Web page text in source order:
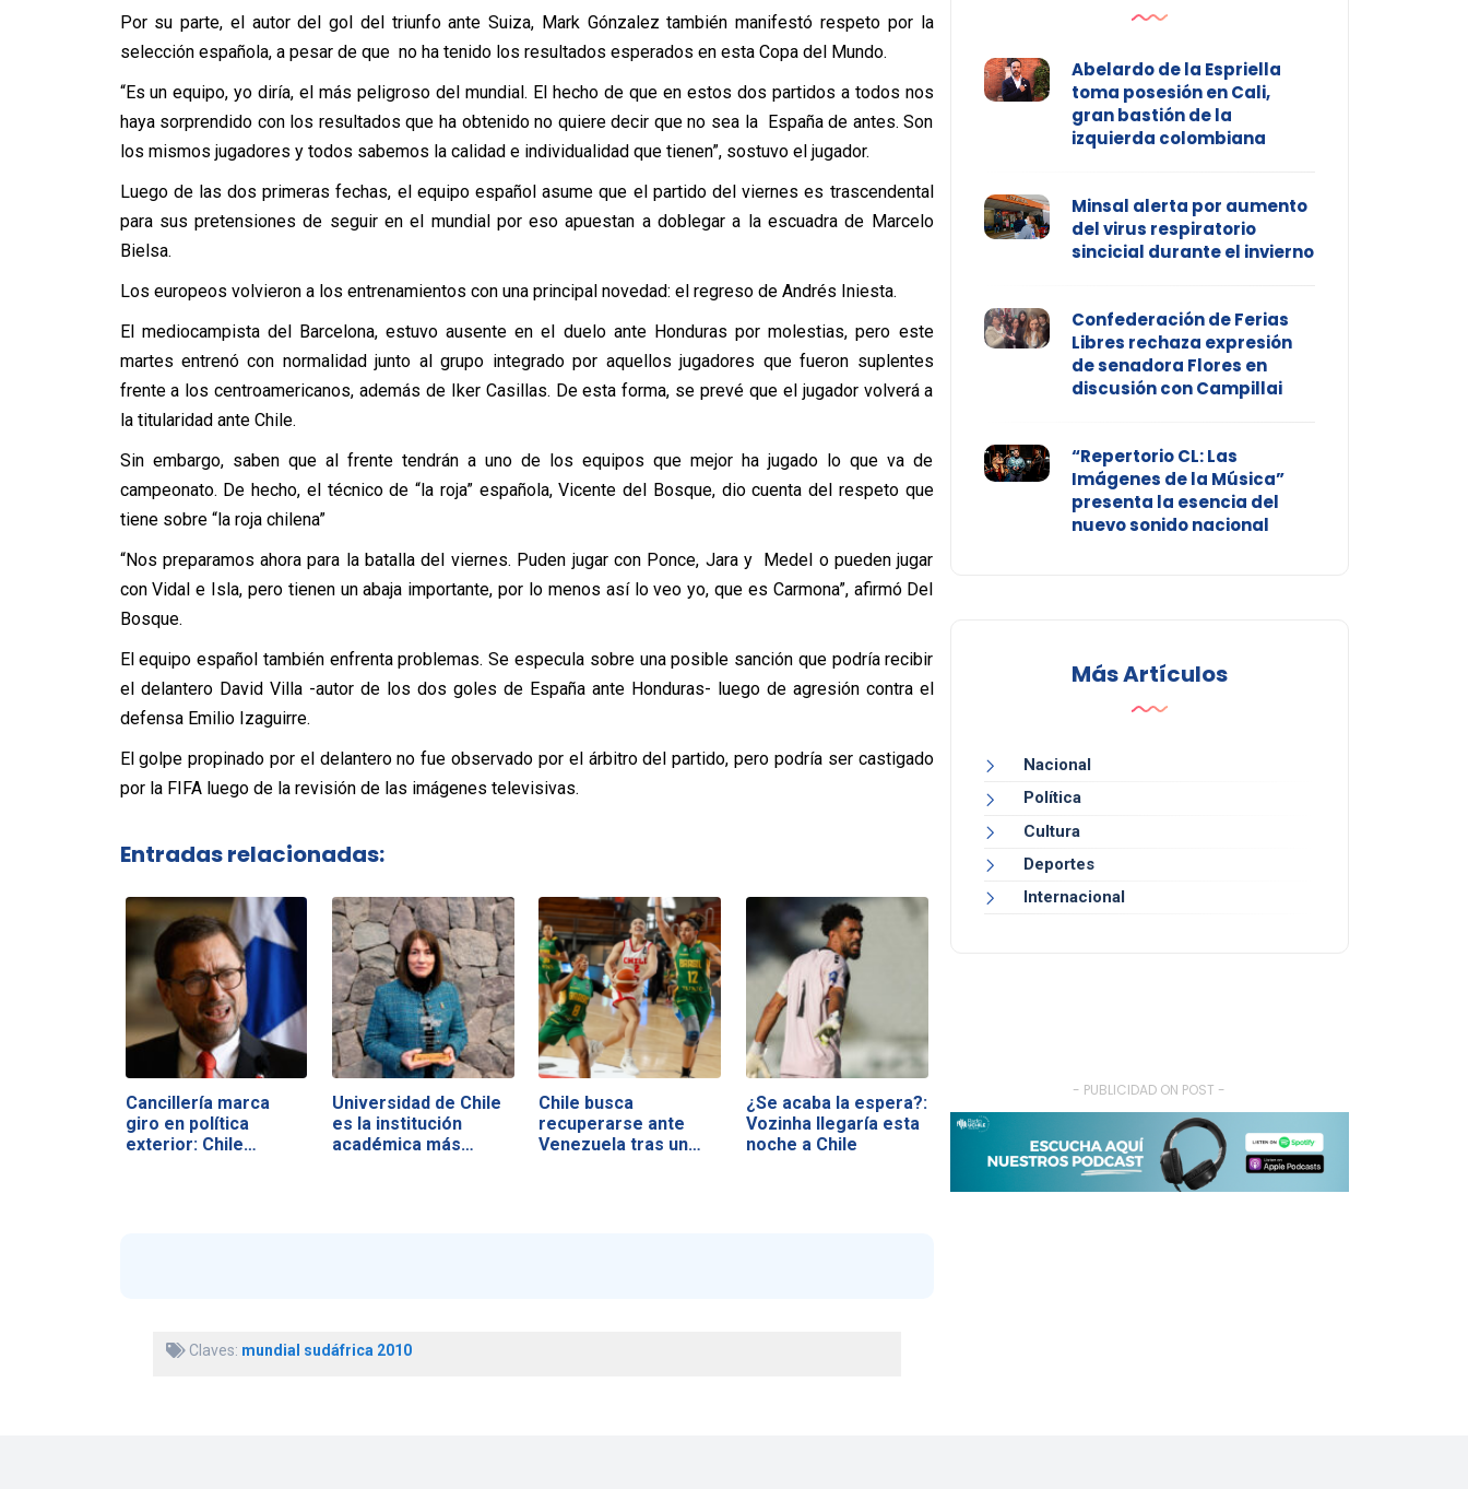
Por su parte, el autor del gol del triunfo ante Suiza, Mark Gónzalez también manifestó respeto por la
selección española, a pesar de que no ha tenido los resultados esperados en esta Copa del Mundo.
“Es un equipo, yo diría, el más peligroso del mundial. El hecho de que en estos dos partidos a todos nos
haya sorprendido con los resultados que ha obtenido no quiere decir que no sea la España de antes. Son
los mismos jugadores y todos sabemos la calidad e individualidad que tienen”, sostuvo el jugador.
Luego de las dos primeras fechas, el equipo español asume que el partido del viernes es trascendental
para sus pretensiones de seguir en el mundial por eso apuestan a doblegar a la escuadra de Marcelo
Bielsa.
Los europeos volvieron a los entrenamientos con una principal novedad: el regreso de Andrés Iniesta.
El mediocampista del Barcelona, estuvo ausente en el duelo ante Honduras por molestias, pero este
martes entrenó con normalidad junto al grupo integrado por aquellos jugadores que fueron suplentes
frente a los centroamericanos, además de Iker Casillas. De esta forma, se prevé que el jugador volverá a
la titularidad ante Chile.
Sin embargo, saben que al frente tendrán a uno de los equipos que mejor ha jugado lo que va de
campeonato. De hecho, el técnico de “la roja” española, Vicente del Bosque, dio cuenta del respeto que
tiene sobre “la roja chilena”
“Nos preparamos ahora para la batalla del viernes. Puden jugar con Ponce, Jara y Medel o pueden jugar
con Vidal e Isla, pero tienen un abaja importante, por lo menos así lo veo yo, que es Carmona”, afirmó Del
Bosque.
El equipo español también enfrenta problemas. Se especula sobre una posible sanción que podría recibir
el delantero David Villa -autor de los dos goles de España ante Honduras- luego de agresión contra el
defensa Emilio Izaguirre.
El golpe propinado por el delantero no fue observado por el árbitro del partido, pero podría ser castigado
por la FIFA luego de la revisión de las imágenes televisivas.
Entradas relacionadas:
Cancillería marca
giro en política
exterior: Chile…
Universidad de Chile
es la institución
académica más…
Chile busca
recuperarse ante
Venezuela tras un
¿Se acaba la espera?:
Vozinha llegaría esta
noche a Chile
Claves: mundial sudáfrica 2010
Abelardo de la Espriella
toma posesión en Cali,
gran bastión de la
izquierda colombiana
Minsal alerta por aumento
del virus respiratorio
sincicial durante el invierno
Confederación de Ferias
Libres rechaza expresión
de senadora Flores en
discusión con Campillai
“Repertorio CL: Las
Imágenes de la Música”
presenta la esencia del
nuevo sonido nacional
Más Artículos
Nacional
Política
Cultura
Deportes
Internacional
- PUBLICIDAD ON POST -